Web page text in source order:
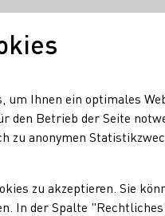
um Ihnen ein optimales
den Betrieb der Seite
zu anonymen
zu akzeptieren. Sie
In der Spalte